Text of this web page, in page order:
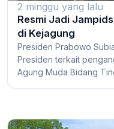
2 minggu yang lalu
Resmi Jadi
di Kejagung
Presiden Prabowo
Presiden terkait
Agung Muda Bidang